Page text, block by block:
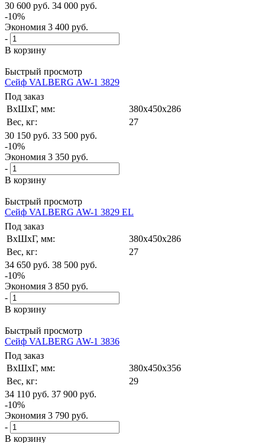
30 600 руб. 34 000 руб.
-10%
Экономия 3 400 руб.
-
В корзину
Быстрый просмотр
Сейф VALBERG AW-1 3829
Под заказ
ВxШxГ, мм:
380x450x286
Вес, кг:
27
30 150 руб. 33 500 руб.
-10%
Экономия 3 350 руб.
-
В корзину
Быстрый просмотр
Сейф VALBERG AW-1 3829 EL
Под заказ
ВxШxГ, мм:
380x450x286
Вес, кг:
27
34 650 руб. 38 500 руб.
-10%
Экономия 3 850 руб.
-
В корзину
Быстрый просмотр
Сейф VALBERG AW-1 3836
Под заказ
ВxШxГ, мм:
380x450x356
Вес, кг:
29
34 110 руб. 37 900 руб.
-10%
Экономия 3 790 руб.
-
В корзину